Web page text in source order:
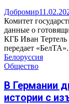
Добромир
Комитет
данные о
КГБ Иван Тертель
передает
Белоруссия
Общество
В Германии
истории с